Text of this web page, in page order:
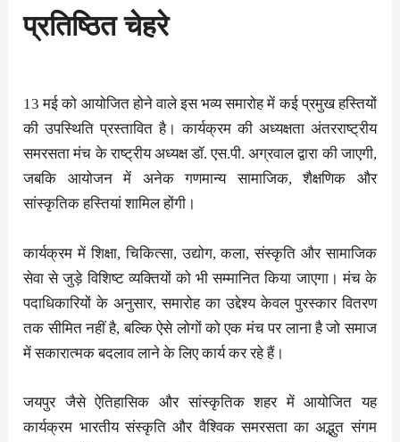
प्रतिष्ठित चेहरे
13 मई को आयोजित होने वाले इस भव्य समारोह में कई प्रमुख हस्तियों
की उपस्थिति प्रस्तावित है। कार्यक्रम की अध्यक्षता अंतरराष्ट्रीय
समरसता मंच के राष्ट्रीय अध्यक्ष डॉ. एस.पी. अग्रवाल द्वारा की जाएगी,
जबकि आयोजन में अनेक गणमान्य सामाजिक, शैक्षणिक और
सांस्कृतिक हस्तियां शामिल होंगी।
कार्यक्रम में शिक्षा, चिकित्सा, उद्योग, कला, संस्कृति और सामाजिक
सेवा से जुड़े विशिष्ट व्यक्तियों को भी सम्मानित किया जाएगा। मंच के
पदाधिकारियों के अनुसार, समारोह का उद्देश्य केवल पुरस्कार वितरण
तक सीमित नहीं है, बल्कि ऐसे लोगों को एक मंच पर लाना है जो समाज
में सकारात्मक बदलाव लाने के लिए कार्य कर रहे हैं।
जयपुर जैसे ऐतिहासिक और सांस्कृतिक शहर में आयोजित यह
कार्यक्रम भारतीय संस्कृति और वैश्विक समरसता का अद्भुत संगम